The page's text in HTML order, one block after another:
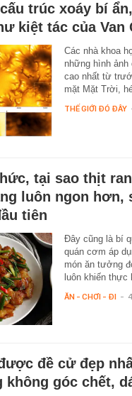
trúc xoáy bí
kiệt tác của Van
Các nhà khoa
những hình ảnh
cao nhất từ
mặt Mặt Trời,
THẾ GIỚI ĐÓ ĐÂY
tại sao thịt
luôn ngon hơn,
tiên
Đây cũng là bí
quán cơm áp
món ăn tưởng
luôn khiến
ĂN - CHƠI - ĐI -
đề cử đẹp
góc chết,